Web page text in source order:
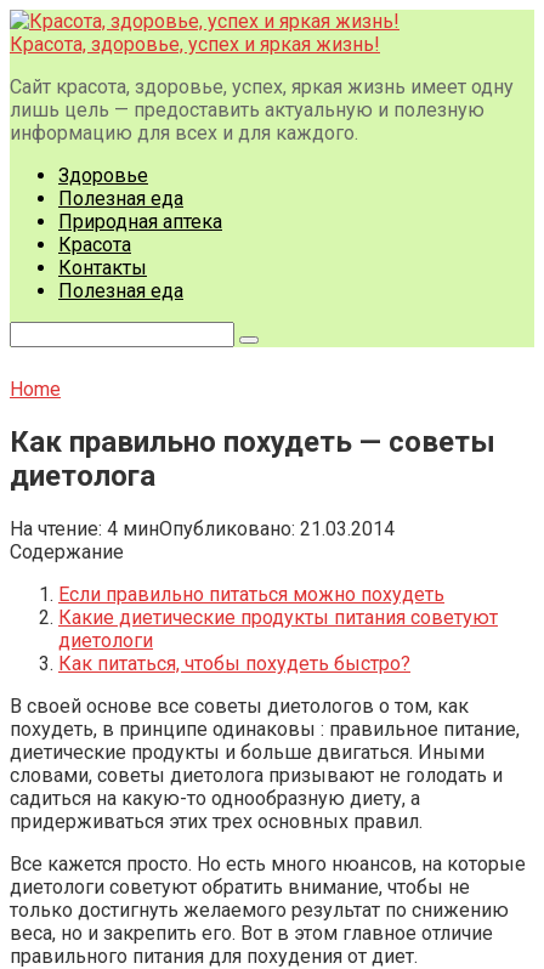
Перейти
к
Красота, здоровье, успех и яркая жизнь!
Сайт красота, здоровье, успех, яркая жизнь имеет одну
лишь цель — предоставить актуальную и полезную
информацию для всех и для каждого.
Здоровье
Полезная еда
Природная аптека
Красота
Контакты
Полезная еда
Home
Как правильно похудеть — советы
диетолога
На чтение: 4 минОпубликовано: 21.03.2014
Содержание
Если правильно питаться можно похудеть
Какие диетические продукты питания советуют
диетологи
Как питаться, чтобы похудеть быстро?
В своей основе все советы диетологов о том, как
похудеть, в принципе одинаковы : правильное питание,
диетические продукты и больше двигаться. Иными
словами, советы диетолога призывают не голодать и
садиться на какую-то однообразную диету, а
придерживаться этих трех основных правил.
Все кажется просто. Но есть много нюансов, на которые
диетологи советуют обратить внимание, чтобы не
только достигнуть желаемого результат по снижению
веса, но и закрепить его. Вот в этом главное отличие
правильного питания для похудения от диет.